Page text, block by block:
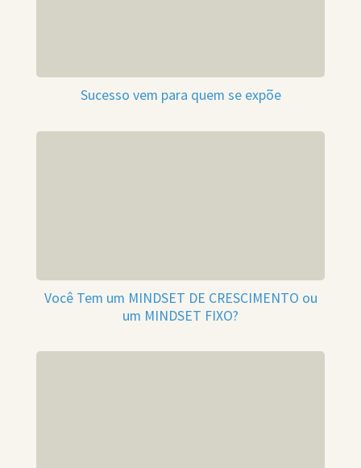
Sucesso vem para quem se expõe
Você Tem um MINDSET DE CRESCIMENTO ou
um MINDSET FIXO?